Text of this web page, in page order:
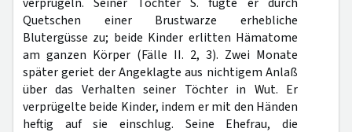
Quetschen einer Brustwarze erhebliche
Blutergüsse zu; beide Kinder erlitten Hämatome
am ganzen Körper (Fälle II. 2, 3). Zwei Monate
später geriet der Angeklagte aus nichtigem Anlaß
über das Verhalten seiner Töchter in Wut. Er
verprügelte beide Kinder, indem er mit den Händen
heftig auf sie einschlug. Seine Ehefrau, die